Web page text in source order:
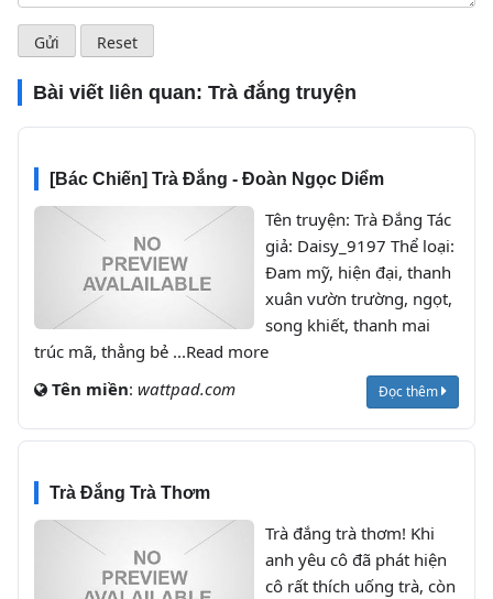
Bài viết liên quan: Trà đắng truyện
[Bác Chiến] Trà Đắng - Đoàn Ngọc Diểm
Tên truyện: Trà Đắng Tác
giả: Daisy_9197 Thể loại:
Đam mỹ, hiện đại, thanh
xuân vườn trường, ngọt,
song khiết, thanh mai
trúc mã, thẳng bẻ ...Read more
Tên miền: wattpad.com Đọc thêm
Trà Đắng Trà Thơm
Trà đắng trà thơm! Khi
anh yêu cô đã phát hiện
cô rất thích uống trà, còn